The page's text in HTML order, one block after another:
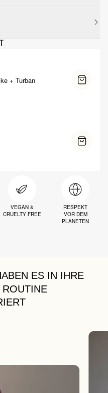
+ Turban
VEGAN &
CRUELTY FREE
RESPEKT
VOR DEM
PLANETEN
ES IN IHRE